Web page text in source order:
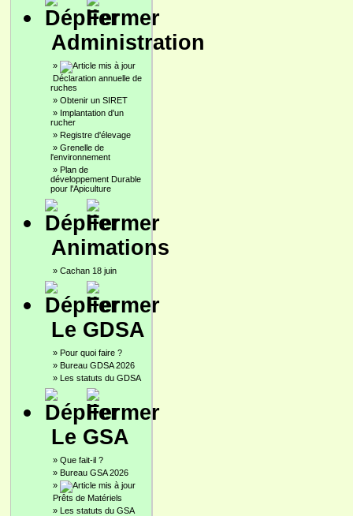
Administration
»
Déclaration annuelle de
ruches
» Obtenir un SIRET
» Implantation d'un
rucher
» Registre d'élevage
» Grenelle de
l'environnement
» Plan de
développement Durable
pour l'Apiculture
Animations
» Cachan 18 juin
Le GDSA
» Pour quoi faire ?
» Bureau GDSA 2026
» Les statuts du GDSA
Le GSA
» Que fait-il ?
» Bureau GSA 2026
»
Prêts de Matériels
» Les statuts du GSA